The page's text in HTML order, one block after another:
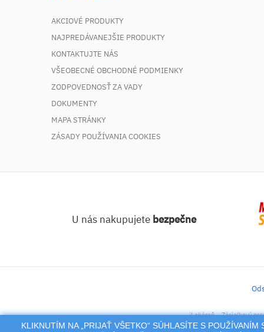
AKCIOVÉ PRODUKTY
NAJPREDÁVANEJŠIE PRODUKTY
KONTAKTUJTE NÁS
VŠEOBECNÉ OBCHODNÉ PODMIENKY
ZODPOVEDNOSŤ ZA VADY
DOKUMENTY
MAPA STRÁNKY
ZÁSADY POUŽÍVANIA COOKIES
KLIKNUTÍM NA „PRIJAŤ VŠETKO“ SÚHLASÍTE S
U nás nakupujete bezpečne
iLekáreň – Zásielkový
Na tento